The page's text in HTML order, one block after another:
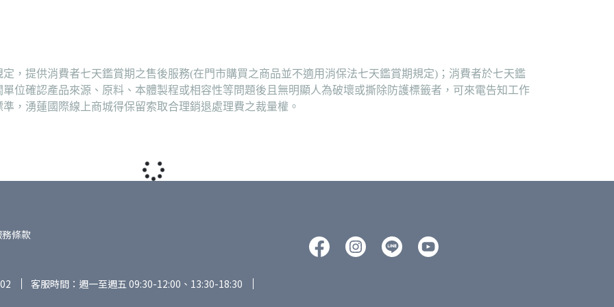
，提供消費者七天鑑賞期之售後服務(在門市購買之商品並不適用消保法七天鑑賞期規定)；消費者於七天鑑
位確認產品來源、原料、本體製程或相容性等問題後且無明顯人為破壞或撕除防護標籤者，可來電告知工作
，湧蓮國際線上商城得保留索取合理銷退處理費之裁量權。
條款
客服時間：週一至週五 09:30-12:00、13:30-18:30